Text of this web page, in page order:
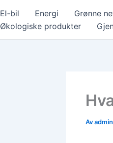
El-bil Energi Grønne
Økologiske produkter
Avadmin